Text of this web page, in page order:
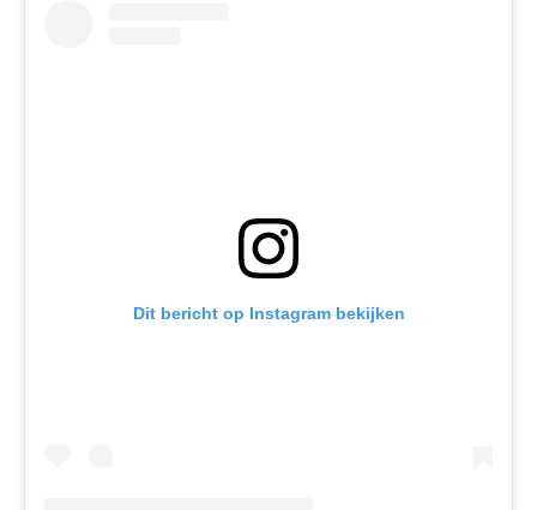
Dit bericht op Instagram bekijken